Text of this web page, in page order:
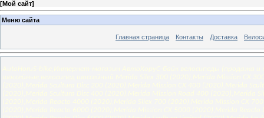
[Мой сайт]
Меню сайта
Главная страница Контакты Доставка